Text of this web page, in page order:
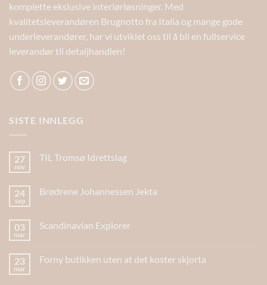
komplette ekslusive interiørløsninger. Med
kvalitetsleverandøren Brugnotto fra Italia og mange gode
underleverandører, har vi utviklet oss til å bli en fullservice
leverandør til detaljhandlen!
SISTE INNLEGG
27
nov
TIL Tromsø Idrettslag
24
sep
Brødrene Johannessen Jekta
03
mar
Scandinavian Explorer
23
mar
Forny butikken uten at det koster skjorta